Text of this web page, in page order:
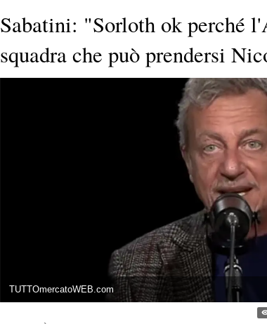
Sabatini: "Sorloth ok perché
squadra che può prendersi
TUTTOmercatoWEB.com